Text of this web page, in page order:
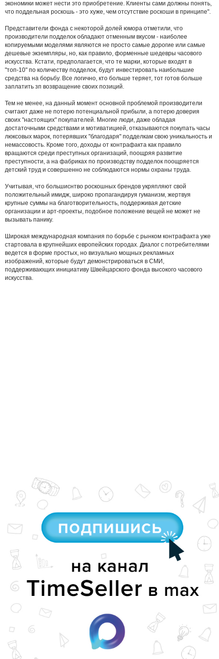
экономики может нести это приобретение. Клиенты сами должны понять,
что поддельная роскошь - это хуже, чем отсутствие роскоши в принципе".
Представители фонда с некоторой долей юмора отметили, что
производители подделок обладают отменным вкусом - наиболее
копируемыми моделями являются не просто самые дорогие или самые
дешевые экземпляры, но, как правило, форменные шедевры часового
искусства. Кстати, предполагается, что те марки, которые входят в
"топ-10" по количеству подделок, будут инвестировать наибольшие
средства на борьбу. Все логично, кто больше теряет, тот готов больше
заплатить зп возвращение своих позиций.
Тем не менее, на данный момент основной проблемой производители
считают даже не потерю потенциальной прибыли, а потерю доверия
своих "настоящих" покупателей. Многие люди, даже обладая
достаточными средствами и мотиватицией, отказываются покупать часы
люксовых марок, потерявших "благодаря" подделкам свою уникальность и
немассовость. Кроме того, доходы от контрафакта как правило
вращаются среди преступных организаций, поощряя развитие
преступности, а на фабриках по производству подделок поощряется
детский труд и совершенно не соблюдаются нормы охраны труда.
Учитывая, что большиснтво роскошных брендов укряпляют свой
положительный имидж, широко пропагандируя гуманизм, жертвуя
крупные суммы на благотворительность, поддерживая детские
организации и арт-проекты, подобное положение вещей не может не
вызывать панику.
Широкая международная компания по борьбе с рынком контрафакта уже
стартовала в крупнейших европейских городах. Диалог с потребителями
ведется в форме простых, но визуально мощных рекламных
изображений, которые будут демонстрироваться в СМИ,
поддерживающих инициативу Швейцарского фонда высокого часового
искусства.